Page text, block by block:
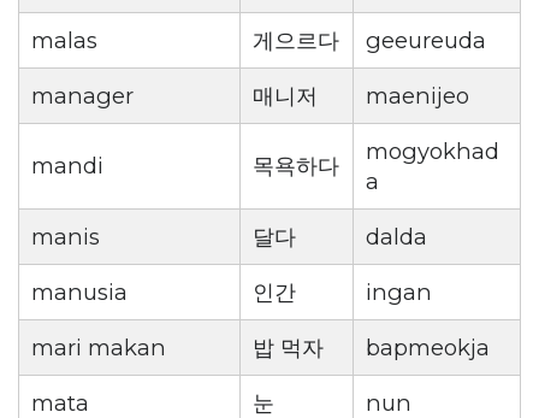
malas
게으르다
geeureuda
manager
매니저 maenijeo
mandi 목욕하다
mogyokhad
a
manis
달다
dalda
manusia
인간
ingan
mari makan
밥 먹자
bapmeokja
mata
눈
nun